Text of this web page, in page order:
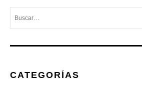
CATEGORÍAS